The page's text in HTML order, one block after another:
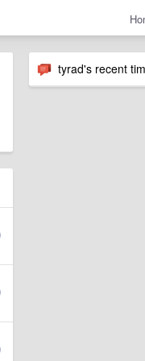
tyrad's recent